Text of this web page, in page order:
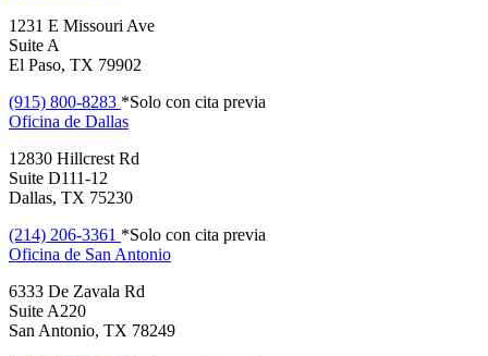
1231 E Missouri Ave
Suite A
El Paso, TX 79902
(915) 800-8283 *Solo con cita previa
Oficina de Dallas
12830 Hillcrest Rd
Suite D111-12
Dallas, TX 75230
(214) 206-3361 *Solo con cita previa
Oficina de San Antonio
6333 De Zavala Rd
Suite A220
San Antonio, TX 78249